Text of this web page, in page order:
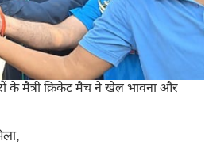
के मैत्री क्रिकेट मैच ने खेल भावना और